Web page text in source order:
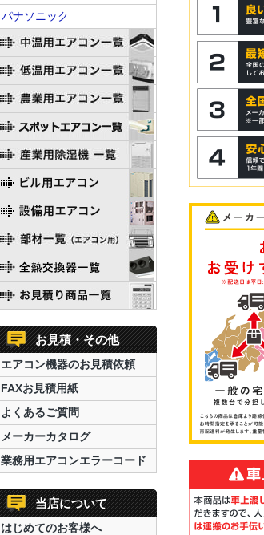
パナソニック
お見積・その他
エアコン機器のお見積依頼
FAXお見積用紙
よくあるご質問
メーカーカタログ
業務用エアコンエラーコード
当店について
はじめてのお客様へ